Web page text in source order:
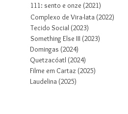
1 1 1 : sento e onze (2021)
Complexo de Vira-lata (2022)
Tecido Social (2023)
Something Else III (2023)
Domingas (2024)
Quetzacóatl (2024)
Filme em Cartaz (2025)
Laudelina (2025)